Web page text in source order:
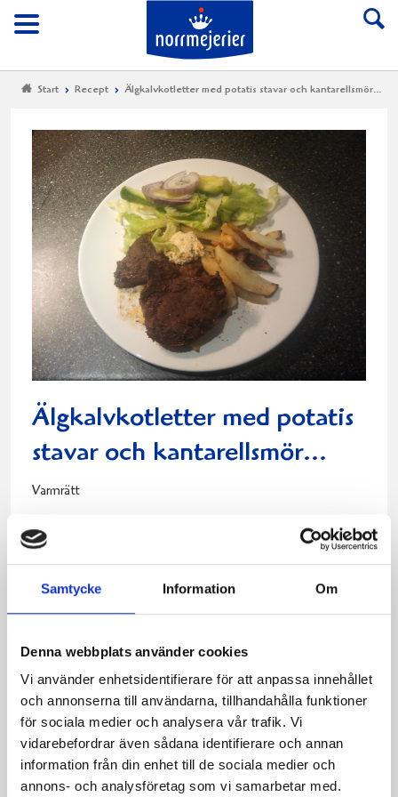
Samtycke Information Om
Denna webbplats använder cookies
Vi använder enhetsidentifierare för att anpassa innehållet
och annonserna till användarna, tillhandahålla funktioner
för sociala medier och analysera vår trafik. Vi
vidarebefordrar även sådana identifierare och annan
information från din enhet till de sociala medier och
annons- och analysföretag som vi samarbetar med.
Meny
Till Norrmejerier
Start Recept Älgkalvkotletter med potatis stavar och kantarellsmör...
Älgkalvkotletter med potatis
stavar och kantarellsmör...
Varmrätt
Mängd:
DelaDela
på
Dela
på
DelaSkriv
ut
Ingredienser
Älgkalvkotletter.
10st potatis
kantarellsmör